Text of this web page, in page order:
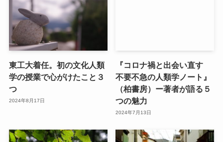
東工大着任。初の文化人類
学の授業で心がけたこと３
つ
2024年8月17日
『コロナ禍と出会い直す
不要不急の人類学ノート』
（柏書房）ー著者が語る５
つの魅力
2024年7月13日